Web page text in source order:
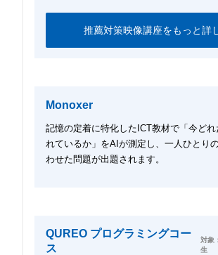
推薦対策映像講座をもっと詳
Monoxer
記憶の定着に特化したICT教材で「今どれ
れているか」をAIが測定し、一人ひとり
わせた問題が出題されます。
QUREO プログラミングコー
ス
対象
生